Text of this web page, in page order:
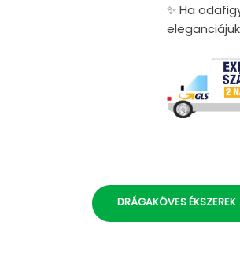
✨ Ha
DRÁGAKÖVES ÉKSZEREK